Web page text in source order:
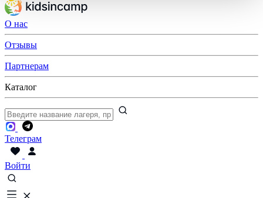
О нас
Отзывы
Партнерам
Каталог
Телеграм
Войти